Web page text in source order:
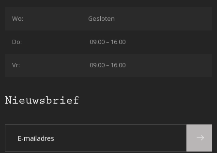
Wo: Gesloten
Do: 09.00 – 16.00
Vr: 09.00 – 16.00
Nieuwsbrief